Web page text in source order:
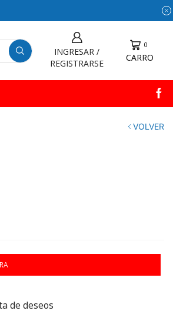
INGRESAR /
REGISTRARSE
0
CARRO
VOLVER
de deseos